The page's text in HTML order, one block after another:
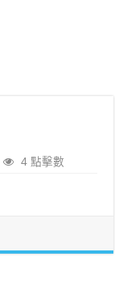
4 點擊數